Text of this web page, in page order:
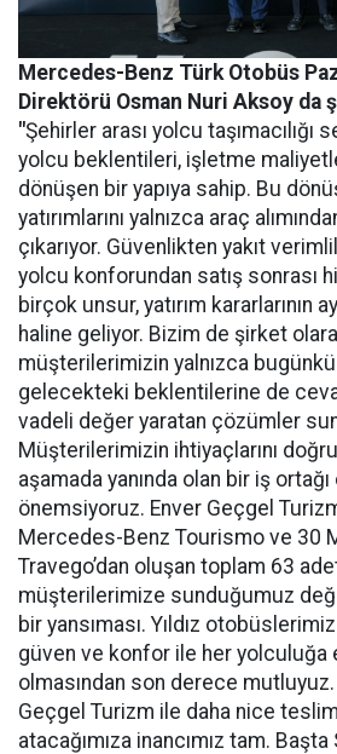
Mercedes-Benz Türk Otobüs
Direktörü Osman Nuri Aksoy da
"Şehirler arası yolcu taşımacılığı
yolcu beklentileri, işletme
dönüşen bir yapıya sahip. Bu
yatırımlarını yalnızca araç
çıkarıyor. Güvenlikten yakıt
yolcu konforundan satış sonrası
birçok unsur, yatırım kararlarının
haline geliyor. Bizim de şirket
müşterilerimizin yalnızca
gelecekteki beklentilerine de
vadeli değer yaratan çözümler
Müşterilerimizin ihtiyaçlarını
aşamada yanında olan bir iş ortağı
önemsiyoruz. Enver Geçgel
Mercedes-Benz Tourismo ve 30
Travego’dan oluşan toplam 63
müşterilerimize sunduğumuz
bir yansıması. Yıldız
güven ve konfor ile her yolculuğa
olmasından son derece
Geçgel Turizm ile daha nice
atacağımıza inancımız tam. Başta